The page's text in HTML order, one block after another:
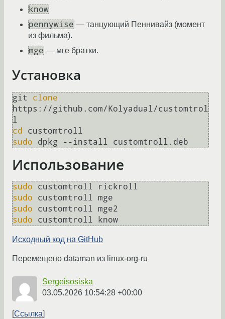
know
pennywise — танцующий Пеннивайз (момент
из фильма).
mge — мге братки.
Установка
git clone
https://github.com/Kolyadual/customtrol
cd
sudo
Использование
sudo
sudo
sudo
sudo
Исходный код на GitHub
Перемещено dataman из linux-org-ru
Sergeisosiska
03.05.2026 10:54:28 +00:00
Ссылка